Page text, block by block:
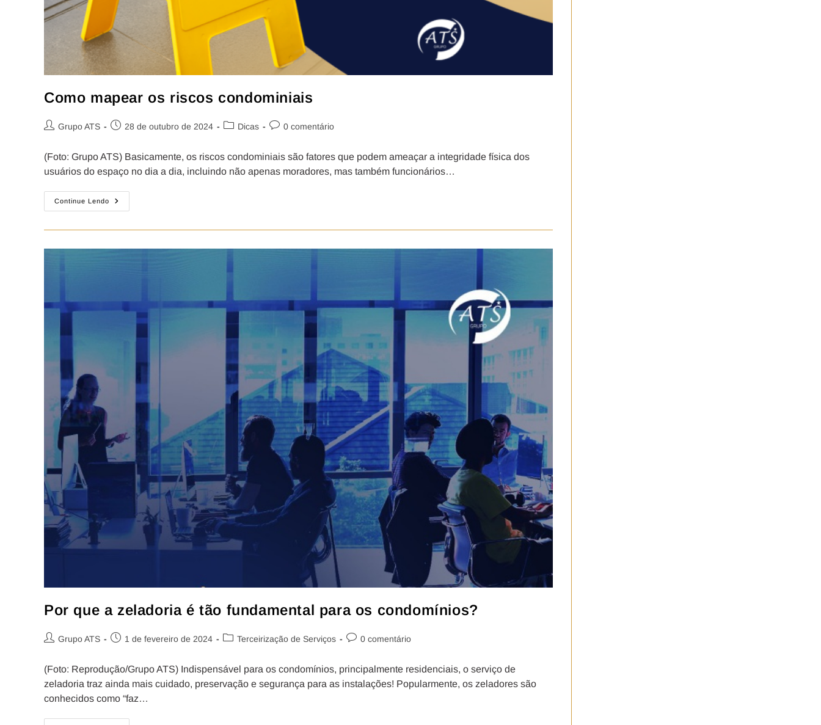
Como mapear os riscos condominiais
Grupo ATS 28 de outubro de 2024 Dicas 0 comentário
(Foto: Grupo ATS) Basicamente, os riscos condominiais são fatores que podem ameaçar a integridade física dos
usuários do espaço no dia a dia, incluindo não apenas moradores, mas também funcionários…
Continue Lendo
Por que a zeladoria é tão fundamental para os condomínios?
Grupo ATS 1 de fevereiro de 2024 Terceirização de Serviços 0 comentário
(Foto: Reprodução/Grupo ATS) Indispensável para os condomínios, principalmente residenciais, o serviço de
zeladoria traz ainda mais cuidado, preservação e segurança para as instalações! Popularmente, os zeladores são
conhecidos como “faz…